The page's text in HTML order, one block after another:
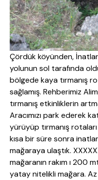
Çördük köyünden,
yolunun sol tarafında
bölgede kaya tırmanış
sağlamış. Rehberimiz
tırmanış etkinliklerin
Aracımızı park ederek
yürüyüp tırmanış
kısa bir süre sonra inatlar
mağaraya ulaştık.
mağaranın rakım ı 200
yatay nitelikli mağara.